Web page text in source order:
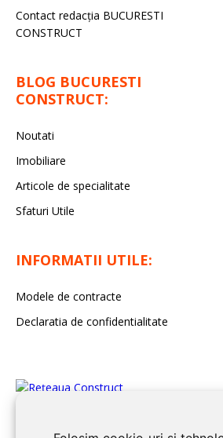
Contact redacţia BUCURESTI
CONSTRUCT
BLOG BUCURESTI
CONSTRUCT:
Noutati
Imobiliare
Articole de specialitate
Sfaturi Utile
INFORMATII UTILE:
Modele de contracte
Declaratia de confidentialitate